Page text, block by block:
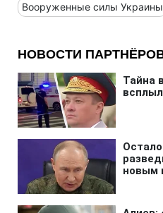
Вооруженные силы Украины